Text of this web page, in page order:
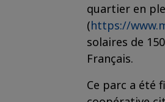
quartier en
(https://
solaires de
Français.
Ce parc a été